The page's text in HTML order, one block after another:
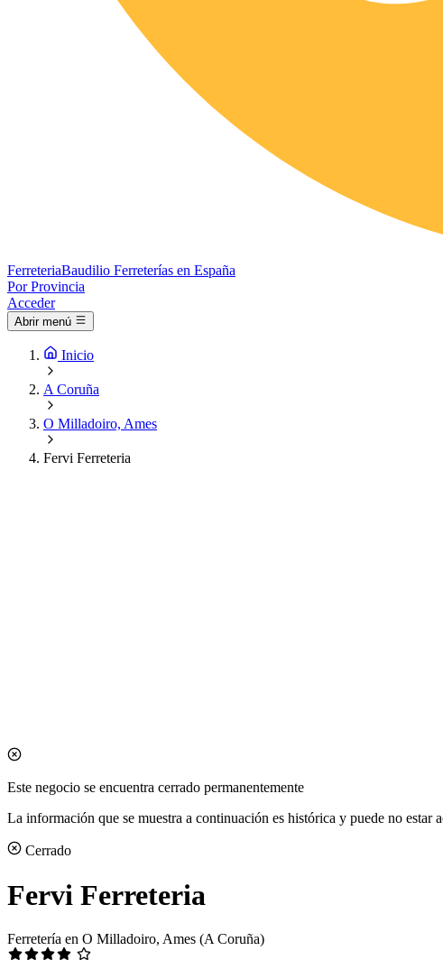
FerreteriaBaudilio Ferreterías en España
Por Provincia
Acceder
Abrir menú
Inicio
A Coruña
O Milladoiro, Ames
Fervi Ferreteria
Este negocio se encuentra cerrado permanentemente
La información que se muestra a continuación es histórica y puede no estar
Cerrado
Fervi Ferreteria
Ferretería en O Milladoiro, Ames (A Coruña)